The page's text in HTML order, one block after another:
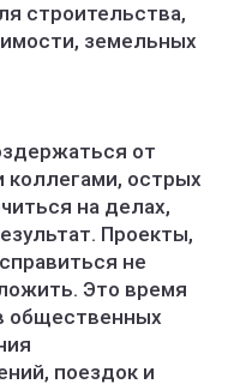
строительства,
земельных
от
коллегами, острых
на делах,
Проекты,
не
Это время
общественных
поездок и